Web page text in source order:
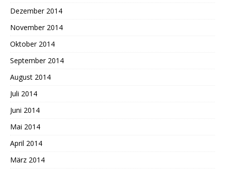
Dezember 2014
November 2014
Oktober 2014
September 2014
August 2014
Juli 2014
Juni 2014
Mai 2014
April 2014
März 2014